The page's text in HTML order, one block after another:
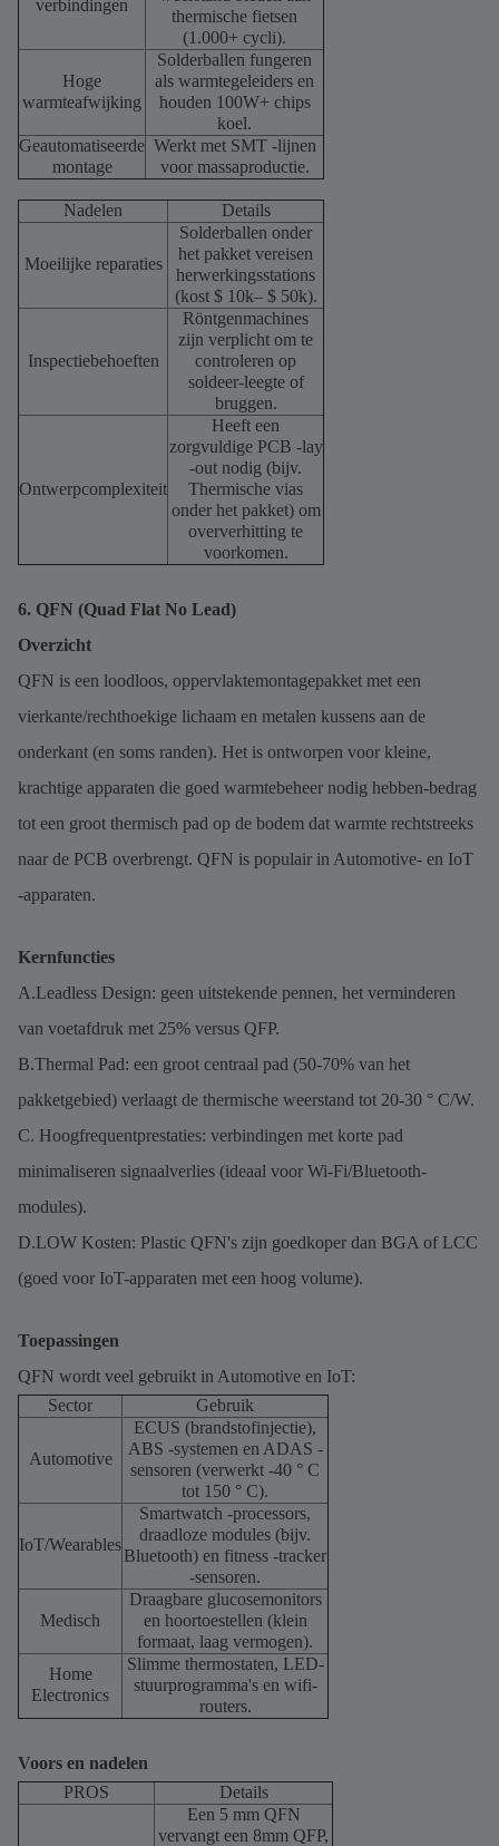
verbindingen
thermische fietsen
(1.000+ cycli).
Hoge
warmteafwijking
Solderballen fungeren
als warmtegeleiders en
houden 100W+ chips
koel.
Geautomatiseerde
montage
Werkt met SMT -lijnen
voor massaproductie.
Nadelen Details
Moeilijke reparaties
Solderballen onder
het pakket vereisen
herwerkingsstations
(kost $ 10k– $ 50k).
Inspectiebehoeften
Röntgenmachines
zijn verplicht om te
controleren op
soldeer-leegte of
bruggen.
Ontwerpcomplexiteit
Heeft een
zorgvuldige PCB -lay
-out nodig (bijv.
Thermische vias
onder het pakket) om
oververhitting te
voorkomen.
6. QFN (Quad Flat No Lead)
Overzicht
QFN is een loodloos, oppervlaktemontagepakket met een
vierkante/rechthoekige lichaam en metalen kussens aan de
onderkant (en soms randen). Het is ontworpen voor kleine,
krachtige apparaten die goed warmtebeheer nodig hebben-bedrag
tot een groot thermisch pad op de bodem dat warmte rechtstreeks
naar de PCB overbrengt. QFN is populair in Automotive- en IoT
-apparaten.
Kernfuncties
A.Leadless Design: geen uitstekende pennen, het verminderen
van voetafdruk met 25% versus QFP.
B.Thermal Pad: een groot centraal pad (50-70% van het
pakketgebied) verlaagt de thermische weerstand tot 20-30 ° C/W.
C. Hoogfrequentprestaties: verbindingen met korte pad
minimaliseren signaalverlies (ideaal voor Wi-Fi/Bluetooth-
modules).
D.LOW Kosten: Plastic QFN's zijn goedkoper dan BGA of LCC
(goed voor IoT-apparaten met een hoog volume).
Toepassingen
QFN wordt veel gebruikt in Automotive en IoT:
Sector
Gebruik
Automotive
ECUS (brandstofinjectie),
ABS -systemen en ADAS -
sensoren (verwerkt -40 ° C
tot 150 ° C).
IoT/Wearables
Smartwatch -processors,
draadloze modules (bijv.
Bluetooth) en fitness -tracker
-sensoren.
Medisch
Draagbare glucosemonitors
en hoortoestellen (klein
formaat, laag vermogen).
Home
Electronics
Slimme thermostaten, LED-
stuurprogramma's en wifi-
routers.
Voors en nadelen
PROS
Details
Een 5 mm QFN
vervangt een 8mm QFP,